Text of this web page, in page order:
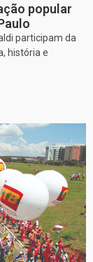
popular
participam da
história e